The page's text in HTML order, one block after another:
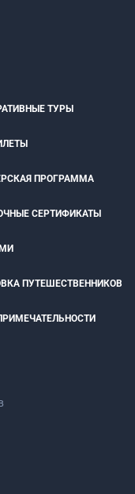
ТУРЫ
ПРОГРАММА
СЕРТИФИКАТЫ
ПУТЕШЕСТВЕННИКОВ